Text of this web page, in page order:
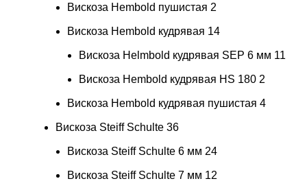
Вискоза Hembold пушистая 2
Вискоза Hembold кудрявая 14
Вискоза Helmbold кудрявая SEP 6 мм 11
Вискоза Hembold кудрявая HS 180 2
Вискоза Hembold кудрявая пушистая 4
Вискоза Steiff Schulte 36
Вискоза Steiff Schulte 6 мм 24
Вискоза Steiff Schulte 7 мм 12